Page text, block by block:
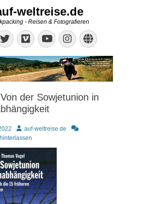
weltreise.de
- Reisen & Fotografieren
Twitter
Vimeo
YouTube
Instagram
Website
der Sowjetunion in
Autorauf-weltreise.de